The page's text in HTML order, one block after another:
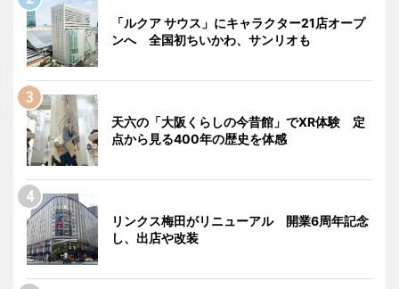
「ルクア サウス」にキャラクター21店オープ
ンへ 全国初ちいかわ、サンリオも
天六の「大阪くらしの今昔館」でXR体験 定
点から見る400年の歴史を体感
リンクス梅田がリニューアル 開業6周年記念
し、出店や改装